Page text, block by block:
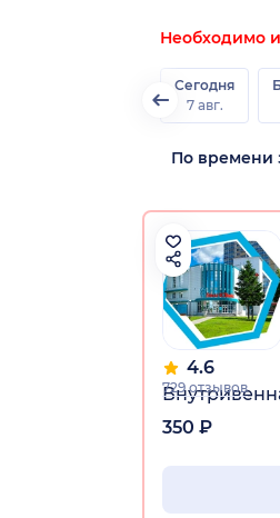
Необходимо
Сегодня
7 авг.
4.6
729 отзывов
350 ₽